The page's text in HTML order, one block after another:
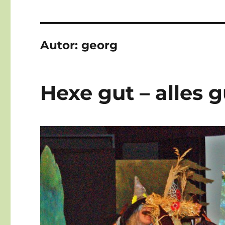
Autor:georg
Hexe gut – alles